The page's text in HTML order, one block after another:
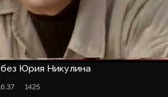
Юрия Никулина
1425